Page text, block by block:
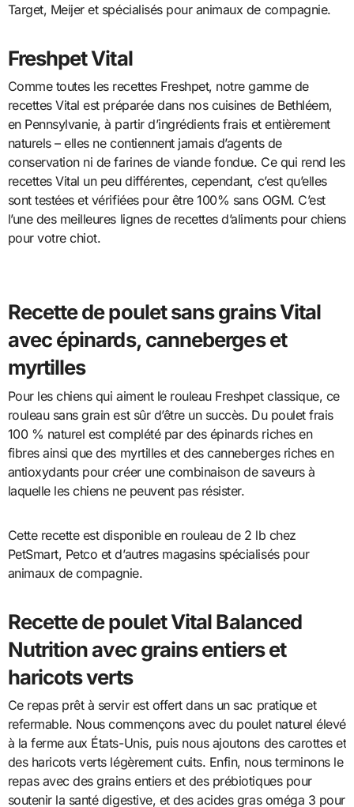
Target, Meijer et spécialisés pour animaux de compagnie.
Freshpet Vital
Comme toutes les recettes Freshpet, notre gamme de
recettes Vital est préparée dans nos cuisines de Bethléem,
en Pennsylvanie, à partir d’ingrédients frais et entièrement
naturels – elles ne contiennent jamais d’agents de
conservation ni de farines de viande fondue. Ce qui rend les
recettes Vital un peu différentes, cependant, c’est qu’elles
sont testées et vérifiées pour être 100% sans OGM. C’est
l’une des meilleures lignes de recettes d’aliments pour chiens
pour votre chiot.
Recette de poulet sans grains Vital
avec épinards, canneberges et
myrtilles
Pour les chiens qui aiment le rouleau Freshpet classique, ce
rouleau sans grain est sûr d’être un succès. Du poulet frais
100 % naturel est complété par des épinards riches en
fibres ainsi que des myrtilles et des canneberges riches en
antioxydants pour créer une combinaison de saveurs à
laquelle les chiens ne peuvent pas résister.
Cette recette est disponible en rouleau de 2 lb chez
PetSmart, Petco et d’autres magasins spécialisés pour
animaux de compagnie.
Recette de poulet Vital Balanced
Nutrition avec grains entiers et
haricots verts
Ce repas prêt à servir est offert dans un sac pratique et
refermable. Nous commençons avec du poulet naturel élevé
à la ferme aux États-Unis, puis nous ajoutons des carottes et
des haricots verts légèrement cuits. Enfin, nous terminons le
repas avec des grains entiers et des prébiotiques pour
soutenir la santé digestive, et des acides gras oméga 3 pour